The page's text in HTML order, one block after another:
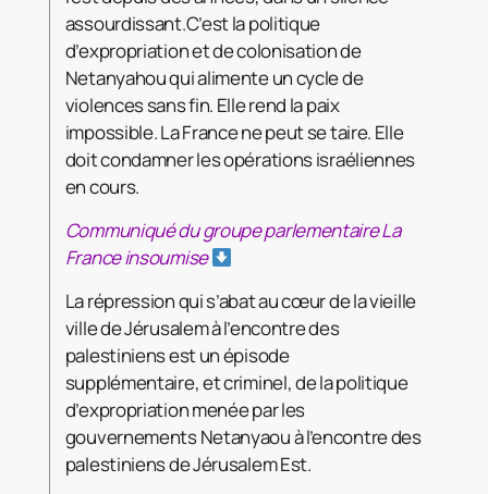
assourdissant.C’est la politique
d’expropriation et de colonisation de
Netanyahou qui alimente un cycle de
violences sans fin. Elle rend la paix
impossible. La France ne peut se taire. Elle
doit condamner les opérations israéliennes
en cours.
Communiqué du groupe parlementaire La
France insoumise
La répression qui s’abat au cœur de la vieille
ville de Jérusalem à l’encontre des
palestiniens est un épisode
supplémentaire, et criminel, de la politique
d’expropriation menée par les
gouvernements Netanyaou à l’encontre des
palestiniens de Jérusalem Est.